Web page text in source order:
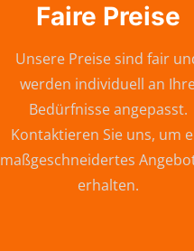
Faire Preise
Unsere Preise sind fair
werden individuell an
Bedürfnisse angepasst.
Kontaktieren Sie uns, um
maßgeschneidertes
erhalten.